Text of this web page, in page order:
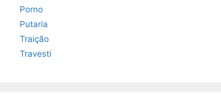
Porno
Putaria
Traição
Travesti